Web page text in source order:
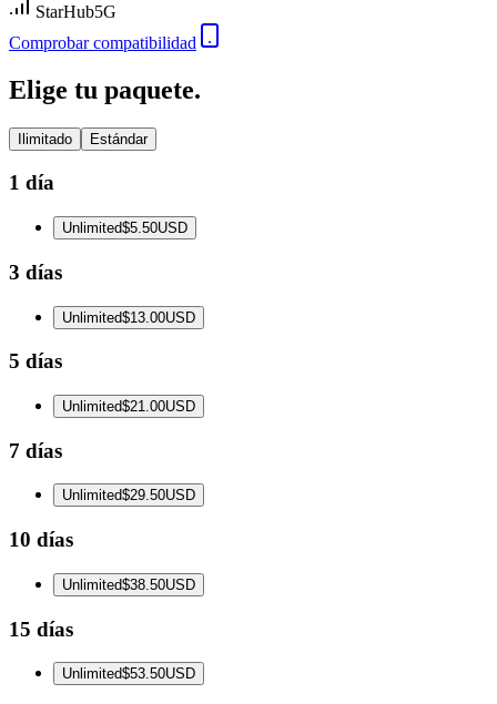
StarHub5G
Comprobar compatibilidad
Elige tu paquete.
Ilimitado Estándar
1 día
Unlimited$5.50USD
3 días
Unlimited$13.00USD
5 días
Unlimited$21.00USD
7 días
Unlimited$29.50USD
10 días
Unlimited$38.50USD
15 días
Unlimited$53.50USD